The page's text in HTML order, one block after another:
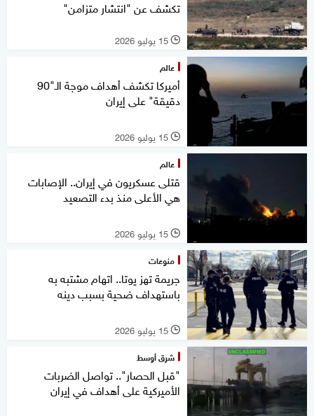
تكشف عن "انتشار متزامن"
l 15 يوليو 2026
عالم
أميركا تكشف أهداف موجة الـ"90
دقيقة" على إيران
l 15 يوليو 2026
عالم
قتلى عسكريون في إيران.. الإصابات
هي الأعلى منذ بدء التصعيد
l 15 يوليو 2026
منوعات
جريمة تهز يوتا.. اتهام مشتبه به
باستهداف ضحية بسبب دينه
l 15 يوليو 2026
شرق أوسط
"قبل الحصار".. تواصل الضربات
الأميركية على أهداف في إيران